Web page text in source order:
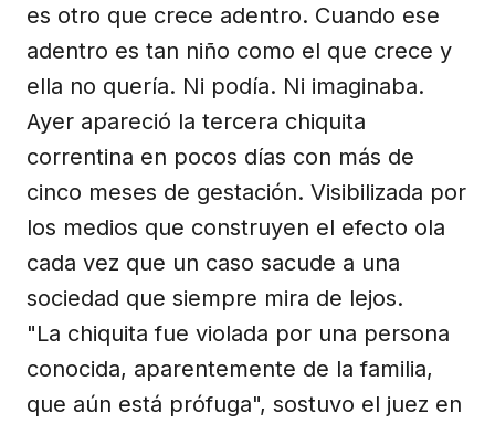
es otro que crece adentro. Cuando ese
adentro es tan niño como el que crece y
ella no quería. Ni podía. Ni imaginaba.
Ayer apareció la tercera chiquita
correntina en pocos días con más de
cinco meses de gestación. Visibilizada por
los medios que construyen el efecto ola
cada vez que un caso sacude a una
sociedad que siempre mira de lejos.
"La chiquita fue violada por una persona
conocida, aparentemente de la familia,
que aún está prófuga", sostuvo el juez en